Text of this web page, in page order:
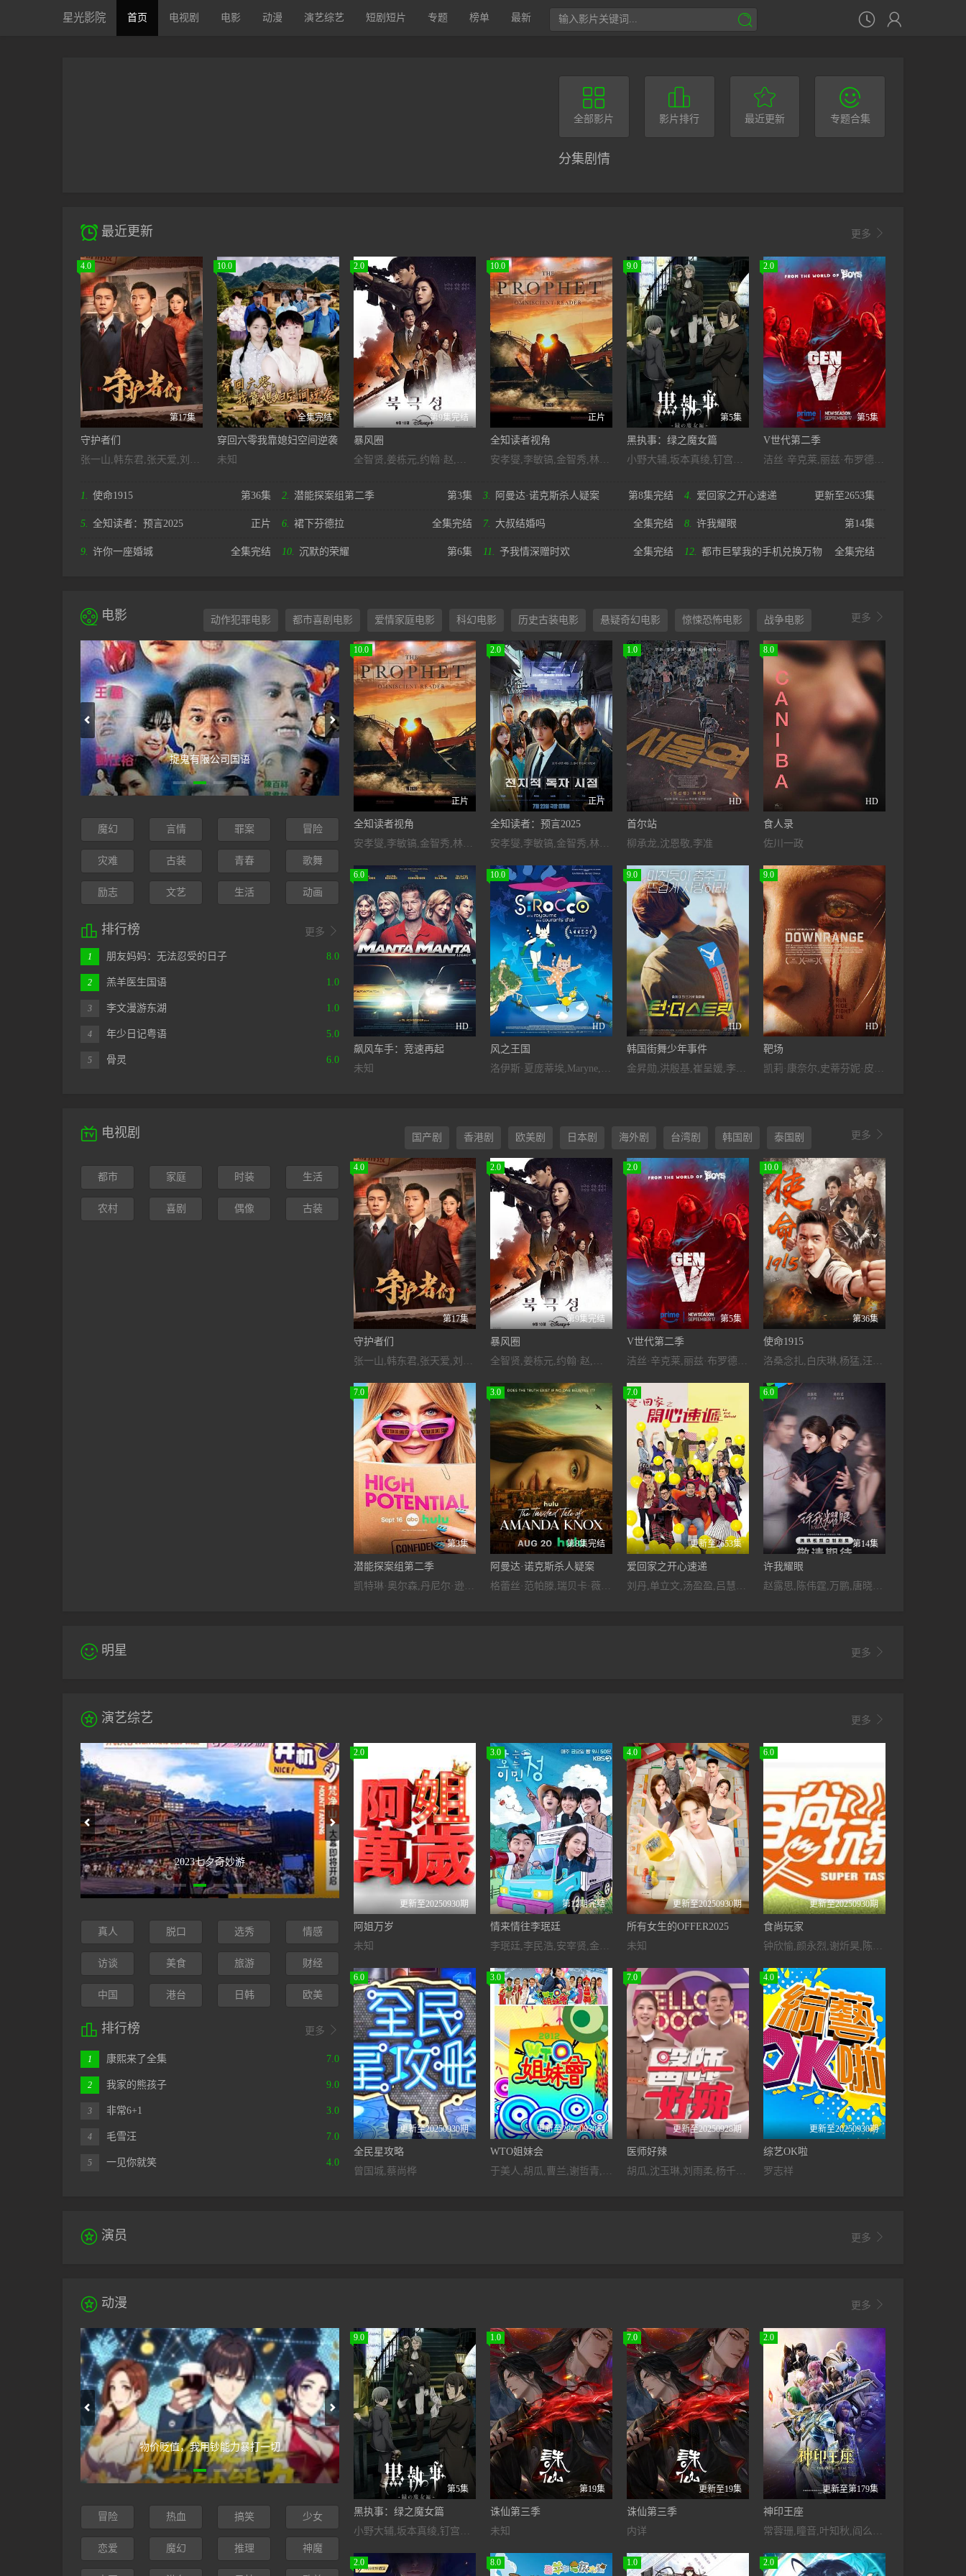
星光影院 首页 电视剧 电影 动漫 演艺综艺 短剧短片 专题 榜单 最新  


全部影片

影片排行

最近更新

专题合集
分集剧情
 最近更新 更多 
4.0
第17集
守护者们
张一山,韩东君,张天爱,刘欢,鲍大志,焦刚,田昊,王建国,汪汐潮,朱刚日尧,范诗然,王姿允,贺镪,关畅,马跃,黄蓉,赵子琪
10.0
全集完结
穿回六零我靠媳妇空间逆袭
未知
2.0
第9集完结
暴风圈
全智贤,姜栋元,约翰·赵,金海淑,朴解浚,李美淑,刘宰明,吴正世,李尚熙,朱钟赫,元志安,艾丽西娅·汉娜,雅各布·贝特兰德,克里斯托弗·戈勒姆,布鲁克·史密斯,罗密·罗斯蒙特,迈克尔·加斯顿,斯宾塞·加雷特,汤姆·伦克,乔尔·德·拉·冯特
10.0
正片
全知读者视角
安孝燮,李敏镐,金智秀,林珍娜,蔡秀彬,郑成日,申承浩,朴浩山,Kwon,Eun-sung,Lewis,Hooper
9.0
第5集
黑执事：绿之魔女篇
小野大辅,坂本真绫,钉宫理惠,小林亲弘,梶裕贵,加藤英美里,东地宏树,寺岛拓笃,麦人,渡边明乃,杉山里穗,菱川花菜,胜生真沙子,泽城美雪,瀬田ひろ美,木村良平,前野智昭,神谷浩史,滨田贤二,八代拓,潘惠美,诹访部顺一
2.0
第5集
V世代第二季
洁丝·辛克莱,丽兹·布罗德威,麦迪·菲利普斯,德雷克·卢,伦敦·托尔,阿萨·格尔曼,哈米什·林克莱特,蔡斯·克劳福德,瓦莱瑞·卡瑞,怀亚特·多里昂,泰特·弗莱彻,玛雅·巴斯蒂达斯,Dante,Jemmott,Stephen,Kalyn,基雅·金,Julia,Knope,扎克·麦克格温,Stacey,McGunnigle,Kayla,Mirage,内森·米切尔
1. 第36集
使命1915 2. 第3集
潜能探案组第二季 3. 第8集完结
阿曼达·诺克斯杀人疑案 4. 更新至2653集
爱回家之开心速递
5. 正片
全知读者：预言2025 6. 全集完结
裙下芬德拉 7. 全集完结
大叔结婚吗 8. 第14集
许我耀眼
9. 全集完结
许你一座婚城 10. 第6集
沉默的荣耀 11. 全集完结
予我情深赠时欢 12. 全集完结
都市巨擘我的手机兑换万物
 电影 更多 
动作犯罪电影 都市喜剧电影 爱情家庭电影 科幻电影 历史古装电影 悬疑奇幻电影 惊悚恐怖电影 战争电影
邓南遮占领阜姆自由邦 胭花泪 愤怒的律师
魔幻 言情 罪案 冒险
灾难 古装 青春 歌舞
励志 文艺 生活 动画
 排行榜 更多 
8.0
1 朋友妈妈：无法忍受的日子
1.0
2 羔羊医生国语
1.0
3 李文漫游东湖
5.0
4 年少日记粤语
6.0
5 骨灵
10.0
正片
全知读者视角
安孝燮,李敏镐,金智秀,林珍娜,蔡秀彬,郑成日,申承浩,朴浩山,Kwon,Eun-sung,Lewis,Hooper
2.0
正片
全知读者：预言2025
安孝燮,李敏镐,金智秀,林珍娜,蔡秀彬,郑成日,申承浩,朴浩山,Kwon,Eun-sung,Lewis,Hooper
1.0
HD
首尔站
柳承龙,沈恩敬,李准
8.0
HD
食人录
佐川一政
6.0
HD
飙风车手：竞速再起
未知
10.0
HD
风之王国
洛伊斯·夏庞蒂埃,Maryne,Bertieaux,奥莱丽·寇娜特,Pierre,Lognay,劳伦·默度,埃瑞克·德·施特克,David,Dos,Santos,Géraldine,Asselin
9.0
HD
韩国街舞少年事件
金昇勋,洪殷基,崔呈媛,李宥真
9.0
HD
靶场
凯莉·康奈尔,史蒂芬妮·皮尔森,罗德·埃尔南德斯,安东尼·科洛,阿莱克萨·伊姆斯,杰森·托比亚斯,Aion,Boyd,Eric,Matuschek,吉松育美,Hana,Burson,Chris,Powell,Graham,Skipper,Nick,Burson,Emory,Lawrence,Kim,Clancy
 电视剧 更多 
国产剧 香港剧 欧美剧 日本剧 海外剧 台湾剧 韩国剧 泰国剧
都市 家庭 时装 生活
农村 喜剧 偶像 古装
4.0
第17集
守护者们
张一山,韩东君,张天爱,刘欢,鲍大志,焦刚,田昊,王建国,汪汐潮,朱刚日尧,范诗然,王姿允,贺镪,关畅,马跃,黄蓉,赵子琪
2.0
第9集完结
暴风圈
全智贤,姜栋元,约翰·赵,金海淑,朴解浚,李美淑,刘宰明,吴正世,李尚熙,朱钟赫,元志安,艾丽西娅·汉娜,雅各布·贝特兰德,克里斯托弗·戈勒姆,布鲁克·史密斯,罗密·罗斯蒙特,迈克尔·加斯顿,斯宾塞·加雷特,汤姆·伦克,乔尔·德·拉·冯特
2.0
第5集
V世代第二季
洁丝·辛克莱,丽兹·布罗德威,麦迪·菲利普斯,德雷克·卢,伦敦·托尔,阿萨·格尔曼,哈米什·林克莱特,蔡斯·克劳福德,瓦莱瑞·卡瑞,怀亚特·多里昂,泰特·弗莱彻,玛雅·巴斯蒂达斯,Dante,Jemmott,Stephen,Kalyn,基雅·金,Julia,Knope,扎克·麦克格温,Stacey,McGunnigle,Kayla,Mirage,内森·米切尔
10.0
第36集
使命1915
洛桑念扎,白庆琳,杨猛,汪彪,段钧豪,李雅希,王岚,银雪,孙敬涛,铁鹤,戴江,宁檬
7.0
第3集
潜能探案组第二季
凯特琳·奥尔森,丹尼尔·逊亚塔,德尼兹·阿克代尼兹,杰奎琳·爱默森,辛丽娜·弗亚洛,史蒂夫·豪威,阿米拉·J,Hannah,E.,Keaton,马修·兰姆,贾维西亚·莱斯利,凯特·迈纳,朱迪·雷耶斯
3.0
第8集完结
阿曼达·诺克斯杀人疑案
格蕾丝·范帕滕,瑞贝卡·薇索基,Anna,Van,Patten,Crosby,Fitzgerald,Joe,Lanza,Uta,Dunz,Vincenzo,Zampa,贾里德·坎菲尔德,Sara,Sedran,莎朗·豪根,Shay,Galor,罗德里克·希尔,斯科特·亚历山大·杨,卡罗琳·博尔顿,克雷格·杰拉蒂,亚历山大·曼纳拉,亚当·博谢纳,Josh,Burdett,Zappia,Rosario,Henry,Fisher
7.0
更新至2653集
爱回家之开心速递
刘丹,单立文,汤盈盈,吕慧仪,罗乐林,马贯东,苏韵姿,周嘉洛,陈浚霆,吴伟豪
6.0
第14集
许我耀眼
赵露思,陈伟霆,万鹏,唐晓天,管梓净,钟雅婷,王伊瑶,许亚军,温峥嵘,范世錡,冯晖,刘敏
 明星 更多 
 演艺综艺 更多 
男人们的恋爱2 我们的起源 2024江苏卫视元宵晚会
真人 脱口 选秀 情感
访谈 美食 旅游 财经
中国 港台 日韩 欧美
 排行榜 更多 
7.0
1 康熙来了全集
9.0
2 我家的熊孩子
3.0
3 非常6+1
7.0
4 毛雪汪
4.0
5 一见你就笑
2.0
更新至20250930期
阿姐万岁
未知
3.0
第12期完结
情来情往李珉廷
李珉廷,李民浩,安宰贤,金正贤,金载原
4.0
更新至20250930期
所有女生的OFFER2025
未知
6.0
更新至20250930期
食尚玩家
钟欣愉,颜永烈,谢炘昊,陈秉立
6.0
更新至20250930期
全民星攻略
曾国城,蔡尚桦
3.0
更新至20250930期
WTO姐妹会
于美人,胡瓜,曹兰,谢哲青,高伊玲,钟欣愉
7.0
更新至20250928期
医师好辣
胡瓜,沈玉琳,刘雨柔,杨千霈,王俐人,何妤玟,殷琦,林睿君,王尹平
4.0
更新至20250930期
综艺OK啦
罗志祥
 演员 更多 
 动漫 更多 
日本沉没2020 我有百万倍攻速第2季·动态漫 纯情罗曼史第三季
冒险 热血 搞笑 少女
恋爱 魔幻 推理 神魔
9.0
第5集
黑执事：绿之魔女篇
小野大辅,坂本真绫,钉宫理惠,小林亲弘,梶裕贵,加藤英美里,东地宏树,寺岛拓笃,麦人,渡边明乃,杉山里穗,菱川花菜,胜生真沙子,泽城美雪,瀬田ひろ美,木村良平,前野智昭,神谷浩史,滨田贤二,八代拓,潘惠美,诹访部顺一
1.0
第19集
诛仙第三季
未知
7.0
更新至19集
诛仙第三季
内详
2.0
更新至第179集
神印王座
常蓉珊,瞳音,叶知秋,阎么么,藤新,刘明月
2.0 8.0 1.0 2.0